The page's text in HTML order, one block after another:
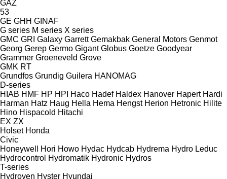
GAZ
53
GE GHH GINAF
G series M series X series
GMC GRI Galaxy Garrett Gemakbak General Motors Genmot
Georg Gerep Germo Gigant Globus Goetze Goodyear
Grammer Groeneveld Grove
GMK RT
Grundfos Grundig Guilera HANOMAG
D-series
HIAB HMF HP HPI Haco Hadef Haldex Hanover Hapert Hardi
Harman Hatz Haug Hella Hema Hengst Herion Hetronic Hilite
Hino Hispacold Hitachi
EX ZX
Holset Honda
Civic
Honeywell
Hori Howo Hydac Hydcab Hydrema Hydro Leduc
Hydrocontrol Hydromatik Hydronic Hydros
T-series
Hydroven Hyster Hyundai